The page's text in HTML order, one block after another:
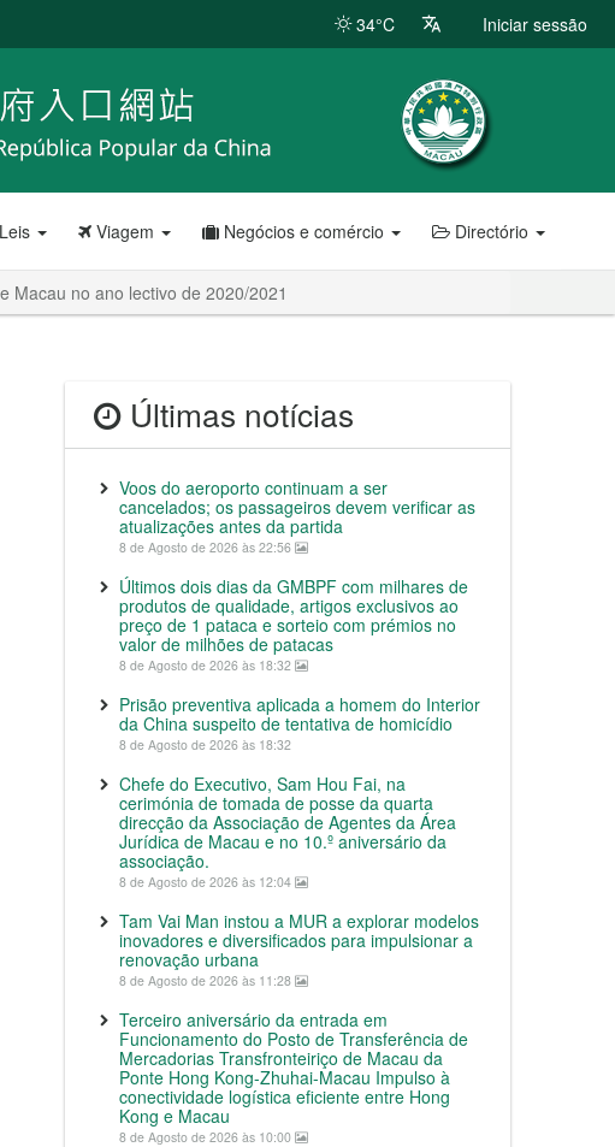
34°C Iniciar sessão
Leis Viagem Negócios e comércio Directório
Macau no ano lectivo de 2020/2021
Últimas notícias
Voos do aeroporto continuam a ser
cancelados; os passageiros devem verificar as
atualizações antes da partida
8 de Agosto de 2026 às 22:56
Últimos dois dias da GMBPF com milhares de
produtos de qualidade, artigos exclusivos ao
preço de 1 pataca e sorteio com prémios no
valor de milhões de patacas
8 de Agosto de 2026 às 18:32
Prisão preventiva aplicada a homem do Interior
da China suspeito de tentativa de homicídio
8 de Agosto de 2026 às 18:32
Chefe do Executivo, Sam Hou Fai, na
cerimónia de tomada de posse da quarta
direcção da Associação de Agentes da Área
Jurídica de Macau e no 10.º aniversário da
associação.
8 de Agosto de 2026 às 12:04
Tam Vai Man instou a MUR a explorar modelos
inovadores e diversificados para impulsionar a
renovação urbana
8 de Agosto de 2026 às 11:28
Terceiro aniversário da entrada em
Funcionamento do Posto de Transferência de
Mercadorias Transfronteiriço de Macau da
Ponte Hong Kong-Zhuhai-Macau Impulso à
conectividade logística eficiente entre Hong
Kong e Macau
8 de Agosto de 2026 às 10:00